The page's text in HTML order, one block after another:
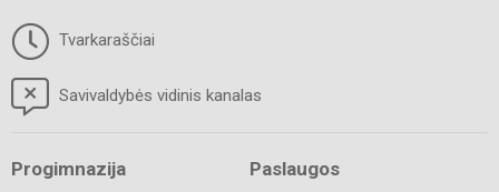
Tvarkaraščiai
Savivaldybės vidinis kanalas
Progimnazija Paslaugos